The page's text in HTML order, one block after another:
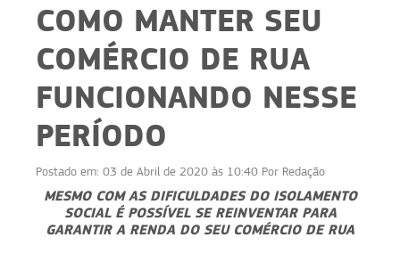
COMO MANTER SEU
COMÉRCIO DE RUA
FUNCIONANDO NESSE
PERÍODO
Postado em: 03 de Abril de 2020 às 10:40 Por Redação
MESMO COM AS DIFICULDADES DO ISOLAMENTO
SOCIAL É POSSÍVEL SE REINVENTAR PARA
GARANTIR A RENDA DO SEU COMÉRCIO DE RUA